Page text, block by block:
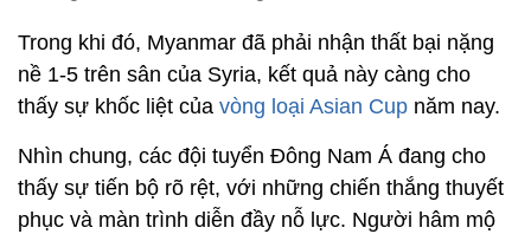
Trong khi đó, Myanmar đã phải nhận thất bại nặng
nề 1-5 trên sân của Syria, kết quả này càng cho
thấy sự khốc liệt của vòng loại Asian Cup năm nay.
Nhìn chung, các đội tuyển Đông Nam Á đang cho
thấy sự tiến bộ rõ rệt, với những chiến thắng thuyết
phục và màn trình diễn đầy nỗ lực. Người hâm mộ